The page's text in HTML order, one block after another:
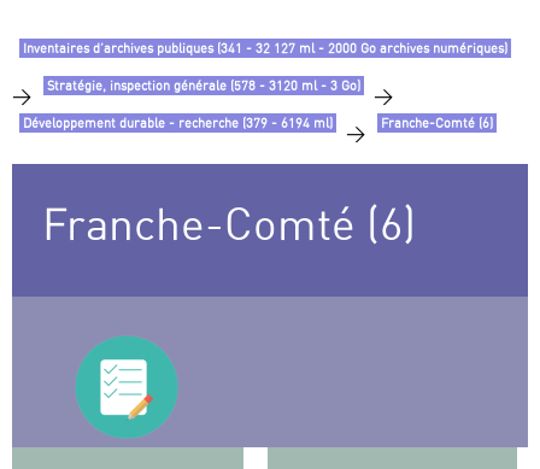
Inventaires d’archives publiques (341 - 32 127 ml - 2000 Go archives numériques)
> Stratégie, inspection générale (578 - 3120 ml - 3 Go) >
Développement durable - recherche (379 - 6194 ml) > Franche-Comté (6)
Franche-Comté (6)